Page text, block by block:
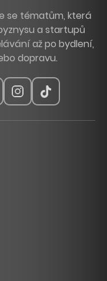
se tématům, která
a startupů
až po bydlení,
dopravu.